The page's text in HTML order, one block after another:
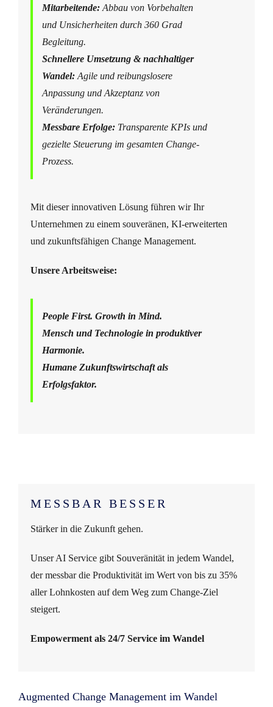
Mitarbeitende: Abbau von Vorbehalten
und Unsicherheiten durch 360 Grad
Begleitung.
Schnellere Umsetzung & nachhaltiger
Wandel:Agile und reibungslosere
Anpassung und Akzeptanz von
Veränderungen.
Messbare Erfolge:Transparente KPIs und
gezielte Steuerung im gesamten Change-
Prozess.
Mit dieser innovativen Lösung führen wir Ihr
Unternehmen zu einem souveränen, KI-erweiterten
und zukunftsfähigen Change Management.
Unsere Arbeitsweise:
People First. Growth in Mind.
Mensch und Technologie in produktiver
Harmonie.
Humane Zukunftswirtschaft als
Erfolgsfaktor.
MESSBAR BESSER
Stärker in die Zukunft gehen.
Unser AI Service gibt Souveränität in jedem Wandel,
der messbar die Produktivität im Wert von bis zu 35%
aller Lohnkosten auf dem Weg zum Change-Ziel
steigert.
Empowerment als 24/7 Service im Wandel
Augmented Change Management im Wandel